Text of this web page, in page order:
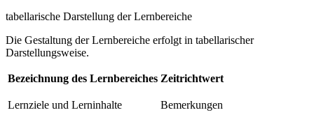
tabellarische Darstellung der Lernbereiche
Die Gestaltung der Lernbereiche erfolgt in tabellarischer
Darstellungsweise.
Bezeichnung des Lernbereiches Zeitrichtwert
Lernziele und Lerninhalte Bemerkungen